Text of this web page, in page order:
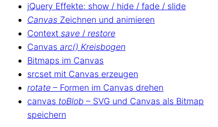
jQuery Effekte: show / hide / fade / slide
Canvas Zeichnen und animieren
Context save / restore
Canvas arc() Kreisbogen
Bitmaps im Canvas
srcset mit Canvas erzeugen
rotate – Formen im Canvas drehen
canvas toBlob – SVG und Canvas als Bitmap
speichern